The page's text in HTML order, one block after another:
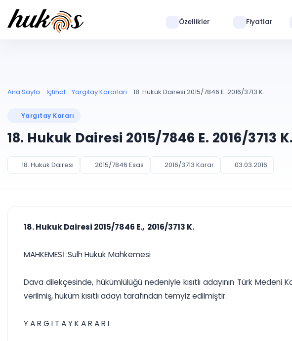
Özellikler Fiyatlar
Ana Sayfa İçtihat Yargıtay Kararları 18. Hukuk Dairesi 2015/7846 E. 2016/3713 K.
Yargıtay Kararı
18. Hukuk Dairesi 2015/7846 E. 2016/3713
18. Hukuk Dairesi 2015/7846 Esas 2016/3713 Karar 03.03.2016
18. Hukuk Dairesi 2015/7846 E., 2016/3713 K.
MAHKEMESİ :Sulh Hukuk Mahkemesi
Dava dilekçesinde, hükümlülüğü nedeniyle kısıtlı adayının Türk
verilmiş, hüküm kısıtlı adayı tarafından temyiz edilmiştir.
Y A R G I T A Y K A R A R I